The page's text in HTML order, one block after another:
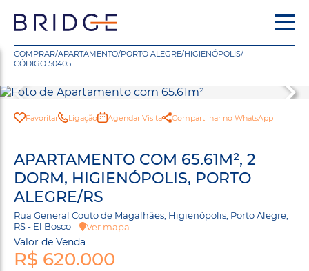
COMPRAR/APARTAMENTO/PORTO ALEGRE/HIGIENÓPOLIS/
CÓDIGO 50405
Favoritar Ligação Agendar Visita Compartilhar no WhatsApp
APARTAMENTO COM 65.61M², 2
DORM, HIGIENÓPOLIS, PORTO
ALEGRE/RS
Rua General Couto de Magalhães, Higienópolis, Porto Alegre,
RS - El Bosco
Ver mapa
Valor de Venda
R$ 620.000